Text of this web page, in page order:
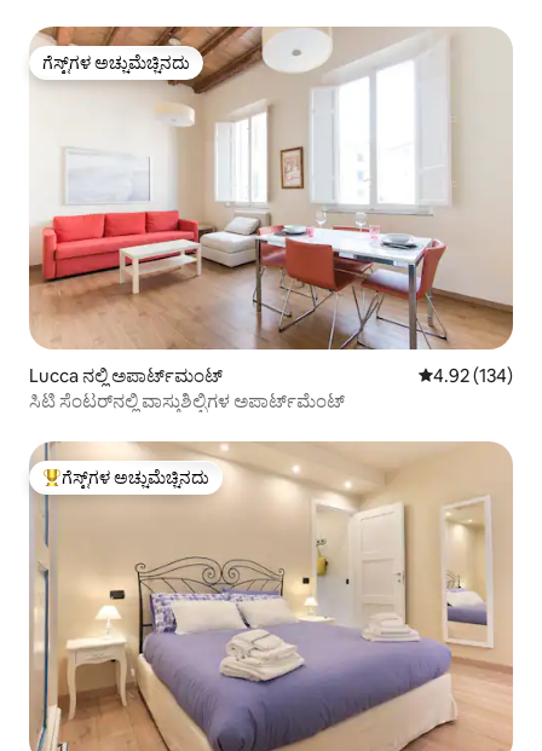
ಗೆಸ್ಟ್‌ಗಳ ಅಚ್ಚುಮೆಚ್ಚಿನದು
ಗೆಸ್ಟ್‌ಗಳ ಅಚ್ಚುಮೆಚ್ಚಿನದು
Lucca ನಲ್ಲಿ ಅಪಾರ್ಟ್‌ಮಂಟ್ 5 ರಲ್ಲಿ 4.92
4.92 (134)
ಸಿಟಿ ಸೆಂಟರ್‌ನಲ್ಲಿ ವಾಸ್ತುಶಿಲ್ಪಿಗಳ ಅಪಾರ್ಟ್‌ಮೆಂಟ್
ಗೆಸ್ಟ್‌ಗಳಿಗೆ ಅತಿ ಹೆಚ್ಚು ಅಚ್ಚುಮೆಚ್ಚಿನದು
ಗೆಸ್ಟ್‌ಗಳ ಅಚ್ಚುಮೆಚ್ಚಿನದು